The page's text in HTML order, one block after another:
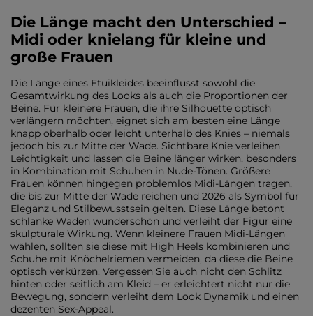
Die Länge macht den Unterschied –
Midi oder knielang für kleine und
große Frauen
Die Länge eines Etuikleides beeinflusst sowohl die
Gesamtwirkung des Looks als auch die Proportionen der
Beine. Für kleinere Frauen, die ihre Silhouette optisch
verlängern möchten, eignet sich am besten eine Länge
knapp oberhalb oder leicht unterhalb des Knies – niemals
jedoch bis zur Mitte der Wade. Sichtbare Knie verleihen
Leichtigkeit und lassen die Beine länger wirken, besonders
in Kombination mit Schuhen in Nude-Tönen. Größere
Frauen können hingegen problemlos Midi-Längen tragen,
die bis zur Mitte der Wade reichen und 2026 als Symbol für
Eleganz und Stilbewusstsein gelten. Diese Länge betont
schlanke Waden wunderschön und verleiht der Figur eine
skulpturale Wirkung. Wenn kleinere Frauen Midi-Längen
wählen, sollten sie diese mit High Heels kombinieren und
Schuhe mit Knöchelriemen vermeiden, da diese die Beine
optisch verkürzen. Vergessen Sie auch nicht den Schlitz
hinten oder seitlich am Kleid – er erleichtert nicht nur die
Bewegung, sondern verleiht dem Look Dynamik und einen
dezenten Sex-Appeal.